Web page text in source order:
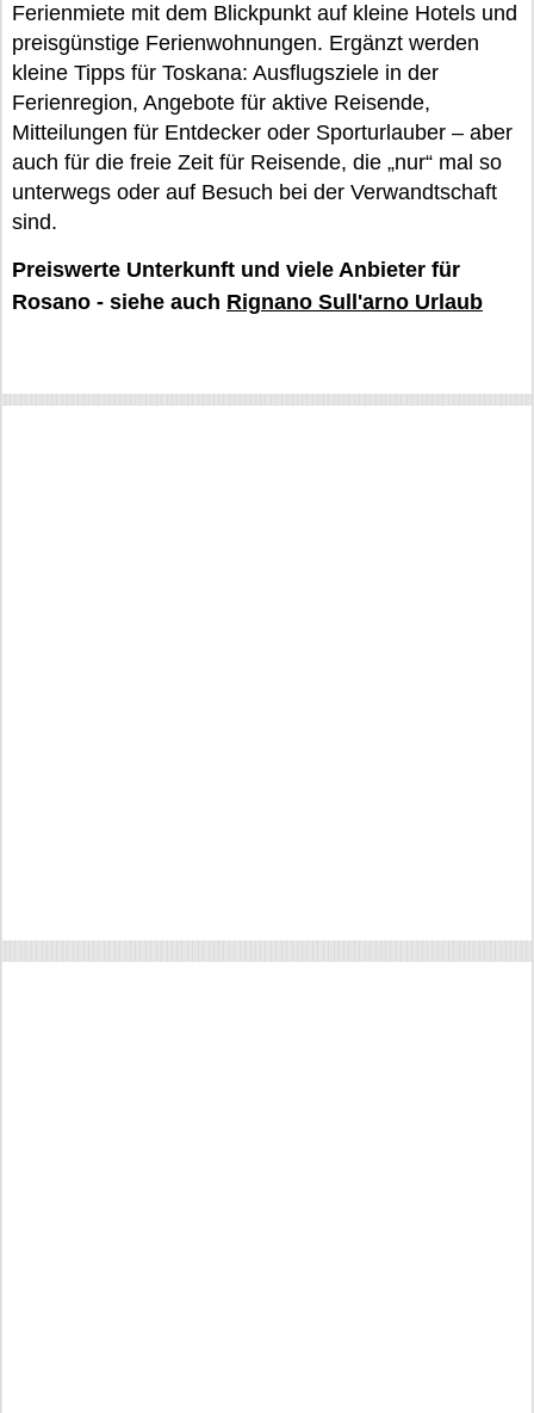
Ferienmiete mit dem Blickpunkt auf kleine Hotels und
preisgünstige Ferienwohnungen. Ergänzt werden
kleine Tipps für Toskana: Ausflugsziele in der
Ferienregion, Angebote für aktive Reisende,
Mitteilungen für Entdecker oder Sporturlauber – aber
auch für die freie Zeit für Reisende, die „nur“ mal so
unterwegs oder auf Besuch bei der Verwandtschaft
sind.
Preiswerte Unterkunft und viele Anbieter für
Rosano - siehe auch Rignano Sull'arno Urlaub